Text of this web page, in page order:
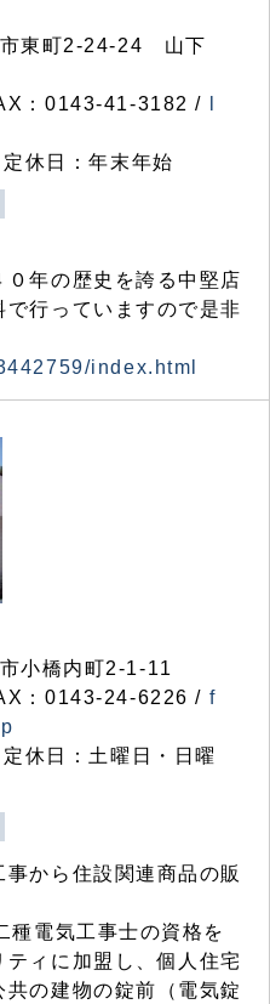
東町2-24-24 山下
：0143-41-3182 /
休日：年末年始
年の歴史を誇る中堅店
行っていますので是非
index.html
小橋内町2-1-11
：0143-24-6226 / f
休日：土曜日・日曜
から住設関連商品の販
種電気工事士の資格を
ィに加盟し、個人住宅
の建物の錠前（電気錠